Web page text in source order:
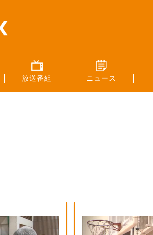
放送番組 ニュース